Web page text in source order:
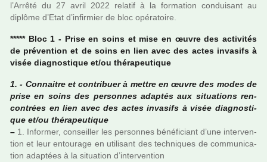
l’Arrêté du 27 avril 2022 rela­­tif à la for­­ma­­tion condui­­sant au
diplôme d’Etat d’infir­­mier de bloc opé­­ra­­toire.
***** Bloc 1 - Prise en soins et mise en œuvre des acti­vi­tés
de pré­ven­tion et de soins en lien avec des actes inva­sifs à
visée diag­nos­ti­que et/ou thé­ra­peu­ti­que
1. - Connaitre et contri­buer à mettre en œuvre des modes de
prise en soins des per­son­nes adap­tés aux situa­tions ren­
contrées en lien avec des actes inva­sifs à visée diag­nos­ti­
que et/ou thé­ra­peu­ti­que
– 1. Informer, conseiller les per­son­nes béné­fi­ciant d’une inter­ven­
tion et leur entou­rage en uti­li­sant des tech­ni­ques de com­mu­ni­ca­
tion adap­tées à la situa­tion d’inter­ven­tion